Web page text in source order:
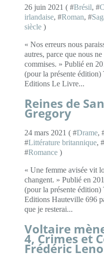
26 juin 2021 ( #Brésil, #
irlandaise, #Roman, #
siècle )
« Nos erreurs nous
autres, parce que nous
commises. » Publié en
(pour la présente
Editions Le Livre...
Reines de
Gregory
24 mars 2021 ( #Drame,
#Littérature britannique, #
#Romance )
« Une femme avisée vit
changent. » Publié en
(pour la présente
Editions Hauteville 696
que je resterai...
Voltaire
4, Crimes et
Frédéric